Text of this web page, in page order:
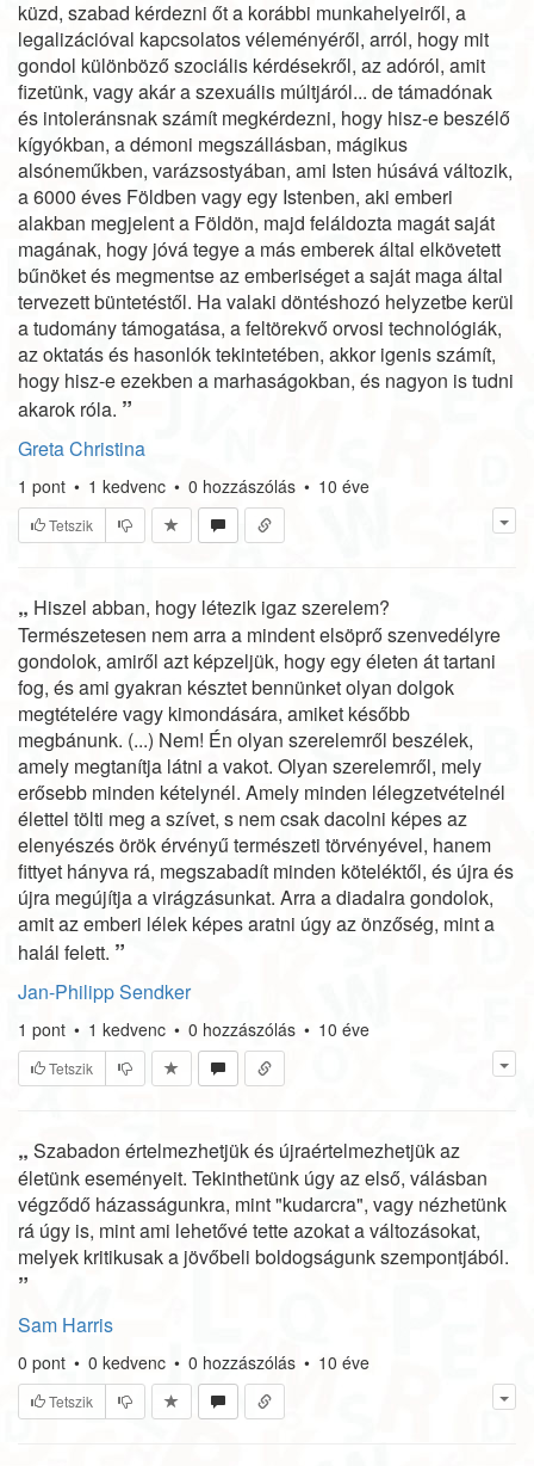
küzd, szabad kérdezni őt a korábbi munkahelyeiről, a
legalizációval kapcsolatos véleményéről, arról, hogy mit
gondol különböző szociális kérdésekről, az adóról, amit
fizetünk, vagy akár a szexuális múltjáról... de támadónak
és intoleránsnak számít megkérdezni, hogy hisz-e beszélő
kígyókban, a démoni megszállásban, mágikus
alsóneműkben, varázsostyában, ami Isten húsává változik,
a 6000 éves Földben vagy egy Istenben, aki emberi
alakban megjelent a Földön, majd feláldozta magát saját
magának, hogy jóvá tegye a más emberek által elkövetett
bűnöket és megmentse az emberiséget a saját maga által
tervezett büntetéstől. Ha valaki döntéshozó helyzetbe kerül
a tudomány támogatása, a feltörekvő orvosi technológiák,
az oktatás és hasonlók tekintetében, akkor igenis számít,
hogy hisz-e ezekben a marhaságokban, és nagyon is tudni
akarok róla. ”
Greta Christina
1 pont • 1 kedvenc • 0 hozzászólás • 10 éve
Tetszik
„ Hiszel abban, hogy létezik igaz szerelem?
Természetesen nem arra a mindent elsöprő szenvedélyre
gondolok, amiről azt képzeljük, hogy egy életen át tartani
fog, és ami gyakran késztet bennünket olyan dolgok
megtételére vagy kimondására, amiket később
megbánunk. (...) Nem! Én olyan szerelemről beszélek,
amely megtanítja látni a vakot. Olyan szerelemről, mely
erősebb minden kételynél. Amely minden lélegzetvételnél
élettel tölti meg a szívet, s nem csak dacolni képes az
elenyészés örök érvényű természeti törvényével, hanem
fittyet hányva rá, megszabadít minden köteléktől, és újra és
újra megújítja a virágzásunkat. Arra a diadalra gondolok,
amit az emberi lélek képes aratni úgy az önzőség, mint a
halál felett. ”
Jan-Philipp Sendker
1 pont • 1 kedvenc • 0 hozzászólás • 10 éve
Tetszik
„ Szabadon értelmezhetjük és újraértelmezhetjük az
életünk eseményeit. Tekinthetünk úgy az első, válásban
végződő házasságunkra, mint "kudarcra", vagy nézhetünk
rá úgy is, mint ami lehetővé tette azokat a változásokat,
melyek kritikusak a jövőbeli boldogságunk szempontjából.
”
Sam Harris
0 pont • 0 kedvenc • 0 hozzászólás • 10 éve
Tetszik